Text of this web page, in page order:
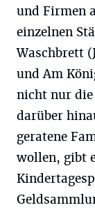
und Firmen
einzelnen
Waschbrett
und Am
nicht nur
darüber
geratene
wollen, gibt